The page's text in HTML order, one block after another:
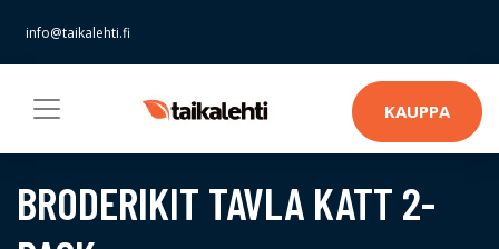
info@taikalehti.fi
KAUPPA
BRODERIKIT TAVLA KATT 2-